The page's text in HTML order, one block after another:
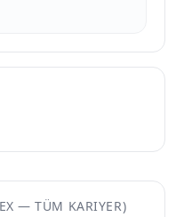
— TÜM KARIYER)